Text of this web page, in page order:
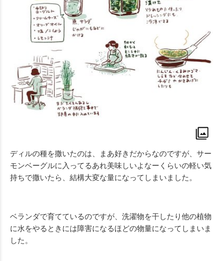
ディルの種を撒いたのは、まあ好きだからなのですが、サー
モンベーグルに入ってるあれ美味しいよなーくらいの軽い気
持ちで撒いたら、結構大変な量になってしまいました。
ベランダで育てているのですが、洗濯物を干したり他の植物
に水をやるときには障害になるほどの物量になってしまいま
した。